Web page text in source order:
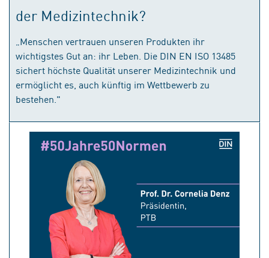
der Medizintechnik?
„Menschen vertrauen unseren Produkten ihr
wichtigstes Gut an: ihr Leben. Die DIN EN ISO 13485
sichert höchste Qualität unserer Medizintechnik und
ermöglicht es, auch künftig im Wettbewerb zu
bestehen."